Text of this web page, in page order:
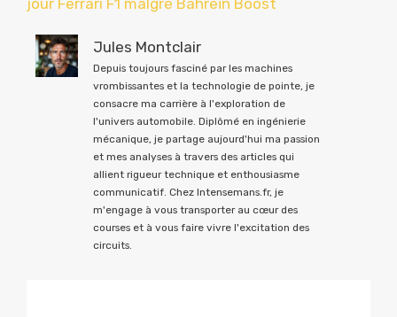
jour Ferrari F1 malgré Bahreïn Boost
Jules Montclair
Depuis toujours fasciné par les machines
vrombissantes et la technologie de pointe, je
consacre ma carrière à l'exploration de
l'univers automobile. Diplômé en ingénierie
mécanique, je partage aujourd'hui ma passion
et mes analyses à travers des articles qui
allient rigueur technique et enthousiasme
communicatif. Chez Intensemans.fr, je
m'engage à vous transporter au cœur des
courses et à vous faire vivre l'excitation des
circuits.